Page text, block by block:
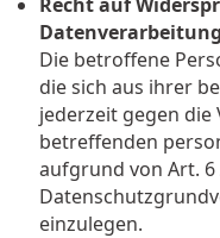
Die betroffene
die sich aus ihrer
jederzeit gegen die
betreffenden
aufgrund von Art. 6
einzulegen.